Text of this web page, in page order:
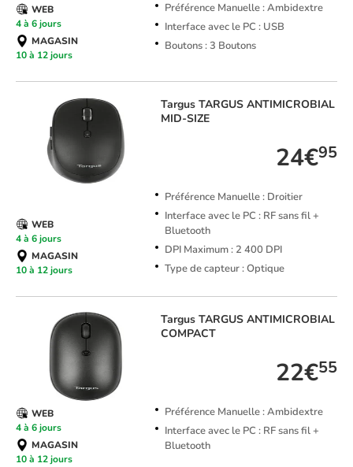
Préférence Manuelle : Ambidextre
Interface avec le PC : USB
Boutons : 3 Boutons
WEB
4 à 6 jours
MAGASIN
10 à 12 jours
Targus TARGUS ANTIMICROBIAL
MID-SIZE
24€95
Préférence Manuelle : Droitier
Interface avec le PC : RF sans fil +
Bluetooth
DPI Maximum : 2 400 DPI
Type de capteur : Optique
WEB
4 à 6 jours
MAGASIN
10 à 12 jours
Targus TARGUS ANTIMICROBIAL
COMPACT
22€55
Préférence Manuelle : Ambidextre
Interface avec le PC : RF sans fil +
Bluetooth
WEB
4 à 6 jours
MAGASIN
10 à 12 jours